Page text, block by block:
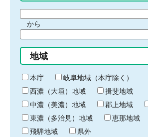
間
始
り
から
間
終
わ
り
地域
本庁
岐阜地域（本庁除く）
西濃（大垣）地域
揖斐地域
中濃（美濃）地域
郡上地域
東濃（多治見）地域
恵那地域
飛騨地域
県外